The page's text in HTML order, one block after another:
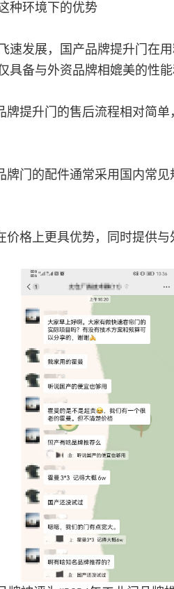
环境下的优势
发展，国产品牌提升门在用
具备与外资品牌相媲美的性
牌提升门的售后流程相对简
牌门的配件通常采用国内常
价格上更具优势，同时提供